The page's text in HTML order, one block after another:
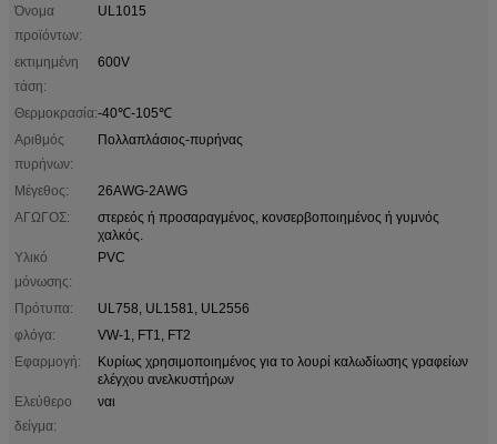
Όνομα
προϊόντων:
UL1015
εκτιμημένη
τάση:
600V
Θερμοκρασία:-40℃-105℃
Αριθμός
πυρήνων:
Πολλαπλάσιος-πυρήνας
Μέγεθος:
26AWG-2AWG
ΑΓΩΓΟΣ:
στερεός ή προσαραγμένος, κονσερβοποιημένος ή γυμνός
χαλκός.
Υλικό
μόνωσης:
PVC
Πρότυπα:
UL758, UL1581, UL2556
φλόγα:
VW-1, FT1, FT2
Εφαρμογή:
Κυρίως χρησιμοποιημένος για το λουρί καλωδίωσης γραφείων
ελέγχου ανελκυστήρων
Ελεύθερο
δείγμα:
ναι